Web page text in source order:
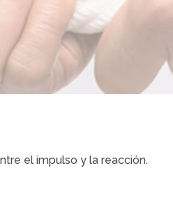
el impulso y la reacción.